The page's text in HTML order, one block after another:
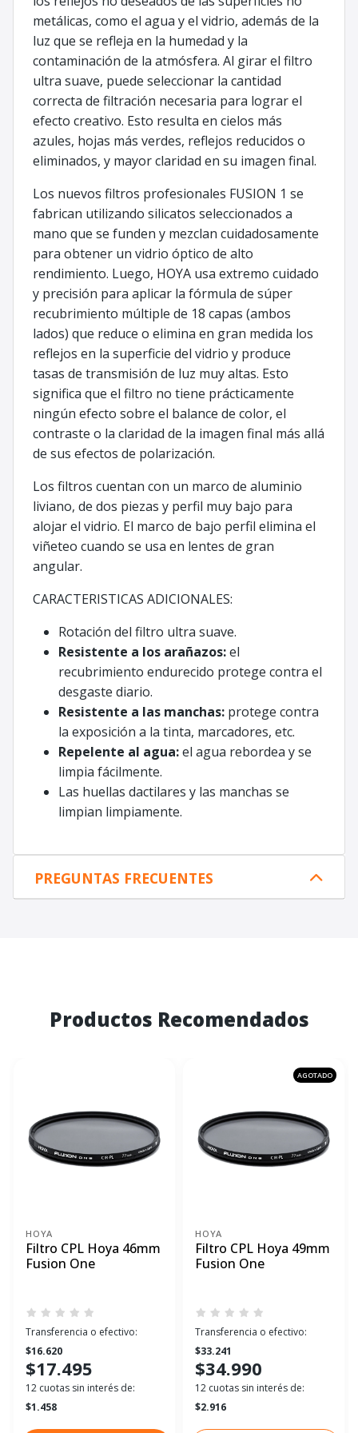
metálicas, como el agua y el vidrio, además de la
luz que se refleja en la humedad y la
contaminación de la atmósfera. Al girar el filtro
ultra suave, puede seleccionar la cantidad
correcta de filtración necesaria para lograr el
efecto creativo. Esto resulta en cielos más
azules, hojas más verdes, reflejos reducidos o
eliminados, y mayor claridad en su imagen final.
Los nuevos filtros profesionales FUSION 1 se
fabrican utilizando silicatos seleccionados a
mano que se funden y mezclan cuidadosamente
para obtener un vidrio óptico de alto
rendimiento. Luego, HOYA usa extremo cuidado
y precisión para aplicar la fórmula de súper
recubrimiento múltiple de 18 capas (ambos
lados) que reduce o elimina en gran medida los
reflejos en la superficie del vidrio y produce
tasas de transmisión de luz muy altas. Esto
significa que el filtro no tiene prácticamente
ningún efecto sobre el balance de color, el
contraste o la claridad de la imagen final más allá
de sus efectos de polarización.
Los filtros cuentan con un marco de aluminio
liviano, de dos piezas y perfil muy bajo para
alojar el vidrio. El marco de bajo perfil elimina el
viñeteo cuando se usa en lentes de gran
angular.
CARACTERISTICAS ADICIONALES:
Rotación del filtro ultra suave.
Resistente a los arañazos:el
recubrimiento endurecido protege contra el
desgaste diario.
Resistente a las manchas: protege contra
la exposición a la tinta, marcadores, etc.
Repelente al agua:el agua rebordea y se
limpia fácilmente.
Las huellas dactilares y las manchas se
limpian limpiamente.
PREGUNTAS FRECUENTES
Productos Recomendados
HOYA
Filtro CPL Hoya 46mm
Fusion One
Transferencia o efectivo:
$16.620
$17.495
12 cuotas sin interés de:
$1.458
AGOTADO
HOYA
Filtro CPL Hoya 49mm
Fusion One
Transferencia o efectivo:
$33.241
$34.990
12 cuotas sin interés de:
$2.916